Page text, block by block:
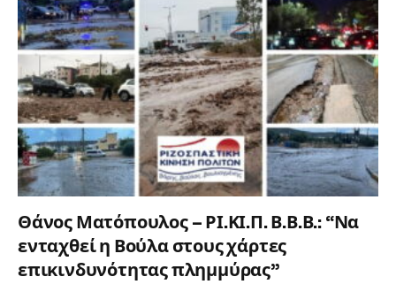
Θάνος Ματόπουλος – ΡΙ.ΚΙ.Π. Β.Β.Β.: “Να
ενταχθεί η Βούλα στους χάρτες
επικινδυνότητας πλημμύρας”